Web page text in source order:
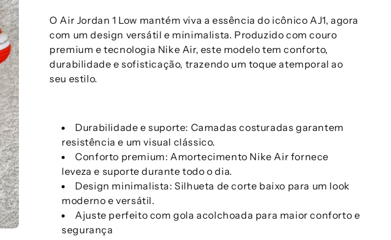
O Air Jordan 1 Low mantém viva a essência do icônico AJ1, agora
com um design versátil e minimalista. Produzido com couro
premium e tecnologia Nike Air, este modelo tem conforto,
durabilidade e sofisticação, trazendo um toque atemporal ao
seu estilo.
Durabilidade e suporte: Camadas costuradas garantem
resistência e um visual clássico.
Conforto premium: Amortecimento Nike Air fornece
leveza e suporte durante todo o dia.
Design minimalista: Silhueta de corte baixo para um look
moderno e versátil.
Ajuste perfeito com gola acolchoada para maior conforto e
segurança